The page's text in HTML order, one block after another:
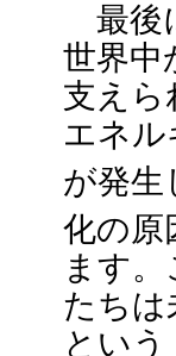
最後
世界中
支えら
エネル
が発生
化の原
ます
たちは
とい